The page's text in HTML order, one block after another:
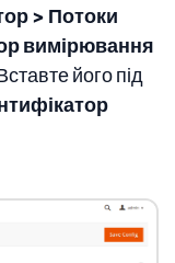
> Потоки
вимірювання
його під